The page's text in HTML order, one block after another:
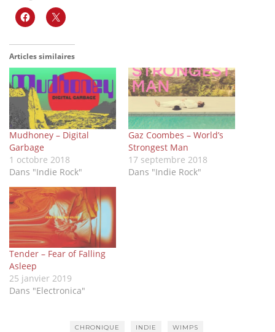
Articles similaires
Mudhoney – Digital
Garbage
1 octobre 2018
Dans "Indie Rock"
Gaz Coombes – World’s
Strongest Man
17 septembre 2018
Dans "Indie Rock"
Tender – Fear of Falling
Asleep
25 janvier 2019
Dans "Electronica"
CHRONIQUE INDIE WIMPS